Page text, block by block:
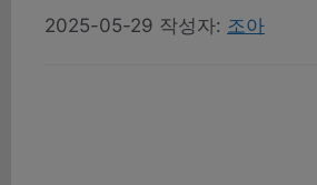
2025-05-29 작성자: 조아